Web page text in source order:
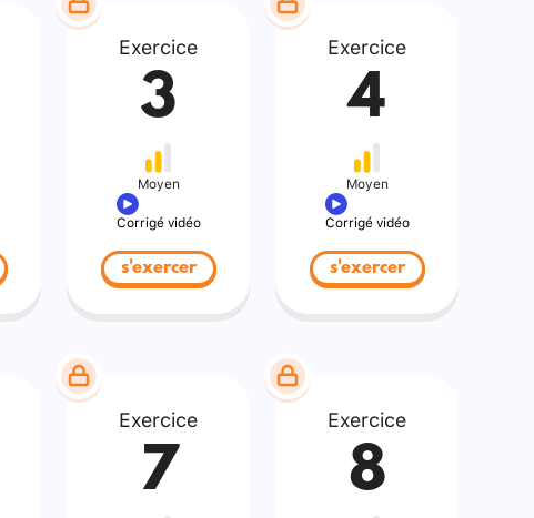
Exercice
3
Moyen
Corrigé vidéo
s'exercer
Exercice
4
Moyen
Corrigé vidéo
s'exercer
Exercice
7
Exercice
8